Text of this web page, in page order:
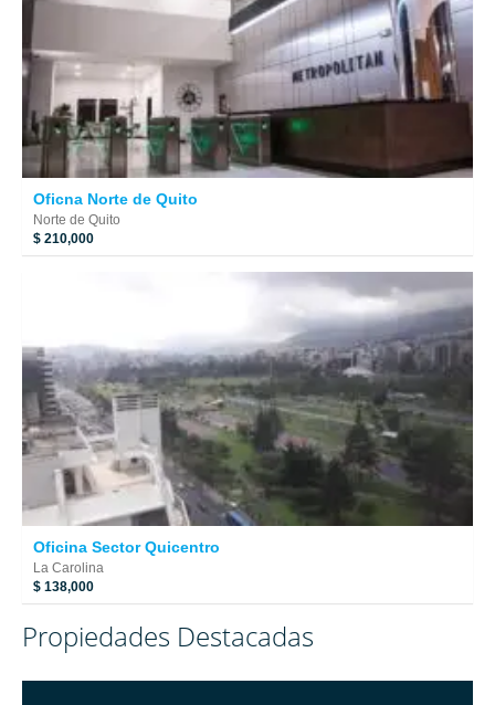
Oficna Norte de Quito
Norte de Quito
$ 210,000
Oficina Sector Quicentro
La Carolina
$ 138,000
Propiedades Destacadas